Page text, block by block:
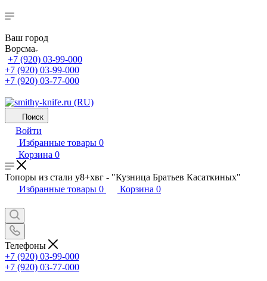
Ваш город
Ворсма
+7 (920) 03-99-000
+7 (920) 03-99-000
+7 (920) 03-77-000
Поиск
Войти
Избранные товары 0
Корзина 0
Топоры из стали у8+хвг - "Кузница Братьев Касаткиных"
Избранные товары 0 Корзина 0
Телефоны
+7 (920) 03-99-000
+7 (920) 03-77-000